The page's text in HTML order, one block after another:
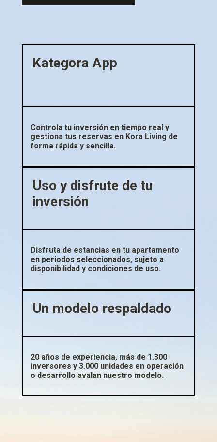
Kategora App
Controla tu inversión en tiempo real y
gestiona tus reservas en Kora Living de
forma rápida y sencilla.
Uso y disfrute de tu
inversión
Disfruta de estancias en tu apartamento
en periodos seleccionados, sujeto a
disponibilidad y condiciones de uso.
Un modelo respaldado
20 años de experiencia, más de 1.300
inversores y 3.000 unidades en operación
o desarrollo avalan nuestro modelo.